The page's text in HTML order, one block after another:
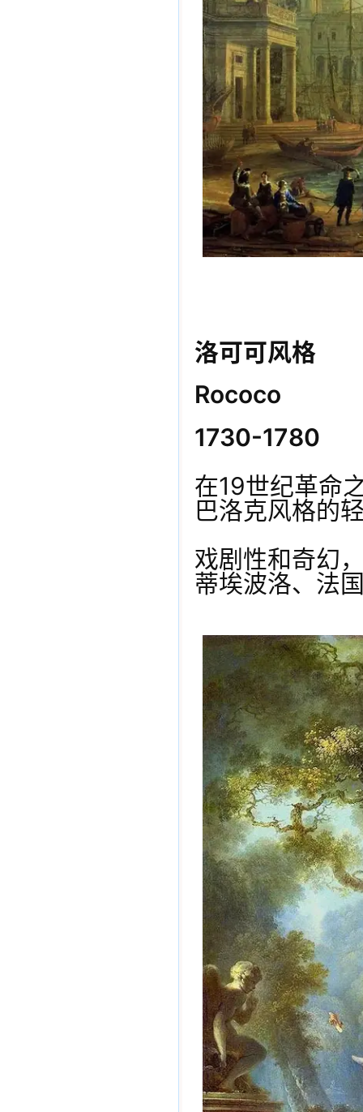
洛可可风格
Rococo
1730-1780
在19世纪革命
巴洛克风格的
戏剧性和奇幻
蒂埃波洛、法